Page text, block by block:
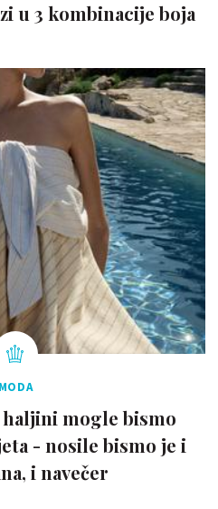
u 3 kombinacije boja
MODA
mogle bismo
- nosile bismo je i
i navečer